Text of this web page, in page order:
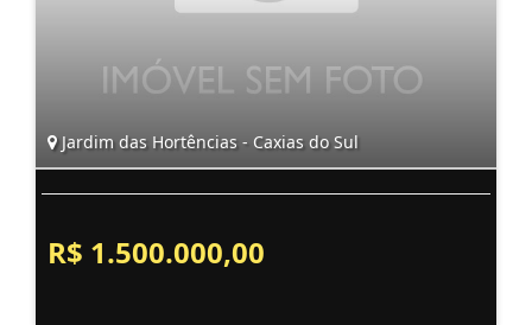
Jardim das Hortências - Caxias do Sul
R$ 1.500.000,00